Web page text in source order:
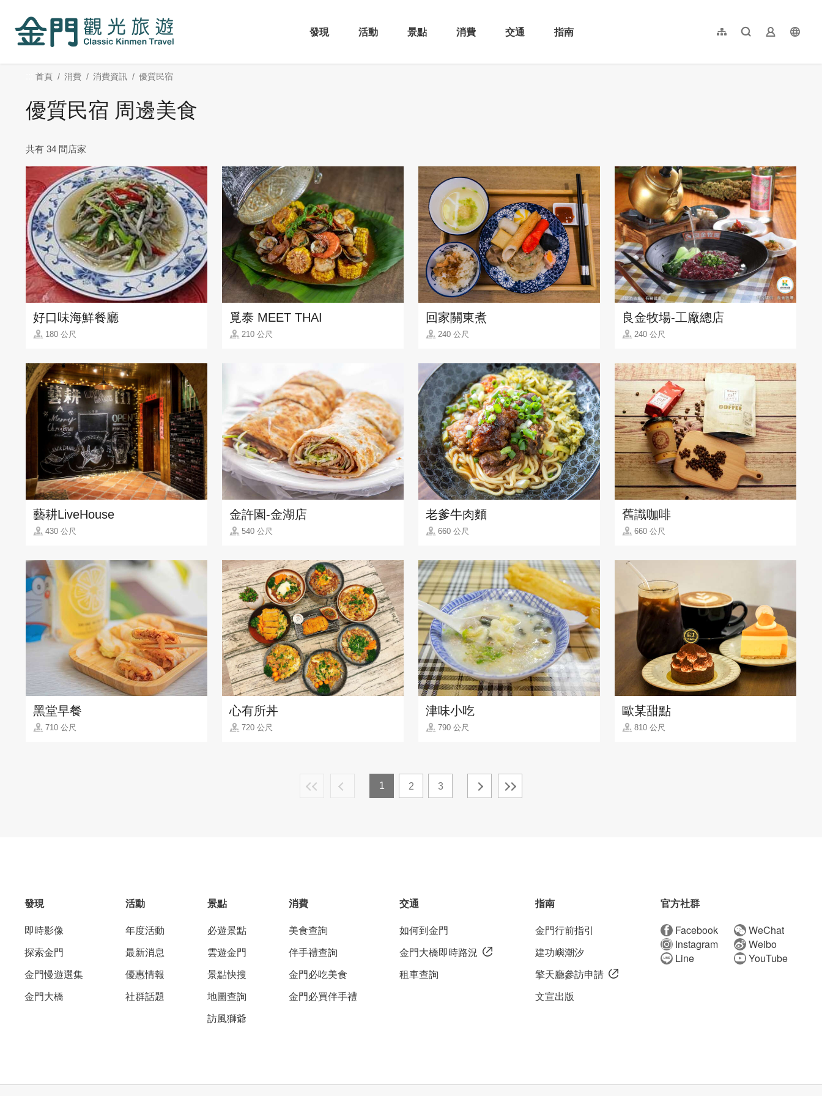
內
發現
活動 景點 消費 交通 指南 網站導覽全文檢索業者登入
简体中文
首頁 消費 消費資訊 優質民宿
優質民宿 周邊美食
共有 34 間店家
好口味海鮮餐廳
180 公尺
覓泰 MEET THAI
210 公尺
回家關東煮
240 公尺
良金牧場-工廠總店
240 公尺
藝耕LiveHouse
430 公尺
金許園-金湖店
540 公尺
老爹牛肉麵
660 公尺
舊識咖啡
660 公尺
黑堂早餐
710 公尺
心有所丼
720 公尺
津味小吃
790 公尺
歐某甜點
810 公尺
1 2 3
發現
即時影像
探索金門
金門慢遊選集
金門大橋
活動
年度活動
最新消息
優惠情報
社群話題
景點
必遊景點
雲遊金門
景點快搜
地圖查詢
訪風獅爺
消費
美食查詢
伴手禮查詢
金門必吃美食
金門必買伴手禮
交通
如何到金門
金門大橋即時路況
租車查詢
指南
金門行前指引
建功嶼潮汐
擎天廳參訪申請
文宣出版
官方社群
Facebook
WeChat
Instagram
Weibo
Line
YouTube